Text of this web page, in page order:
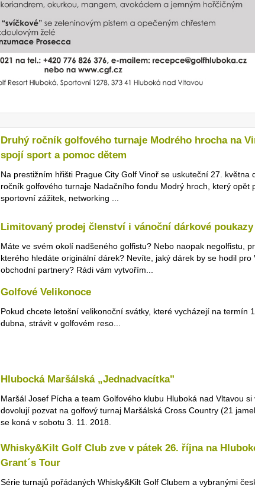
Druhý ročník golfového turnaje Modrého hrocha na
spojí sport a pomoc dětem
Na prestižním hřišti Prague City Golf Vinoř se uskuteční 27. května
ročník golfového turnaje Nadačního fondu Modrý hroch, který opět
sportovní zážitek, networking ...
Limitovaný prodej členství i vánoční dárkové poukazy
Máte ve svém okolí nadšeného golfistu? Nebo naopak negolfistu,
kterého hledáte originální dárek? Nevíte, jaký dárek by se hodil pro
obchodní partnery? Rádi vám vytvořím...
Golfové Velikonoce
Pokud chcete letošní velikonoční svátky, které vycházejí na termín
dubna, strávit v golfovém reso...
Hlubocká Maršálská „Jednadvacítka"
Maršál Josef Pícha a team Golfového klubu Hluboká nad Vltavou si
dovolují pozvat na golfový turnaj Maršálská Cross Country (21
se koná v sobotu 3. 11. 2018.
Whisky&Kilt Golf Club zve v pátek 26. října na
Grant´s Tour
Série turnajů pořádaných Whisky&Kilt Golf Clubem a vybranými